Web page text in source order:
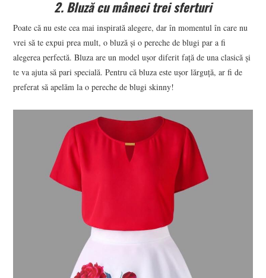
2. Bluză cu mâneci trei sferturi
Poate că nu este cea mai inspirată alegere, dar în momentul în care nu
vrei să te expui prea mult, o bluză și o pereche de blugi par a fi
alegerea perfectă. Bluza are un model ușor diferit față de una clasică și
te va ajuta să pari specială. Pentru că bluza este ușor lărguță, ar fi de
preferat să apelăm la o pereche de blugi skinny!